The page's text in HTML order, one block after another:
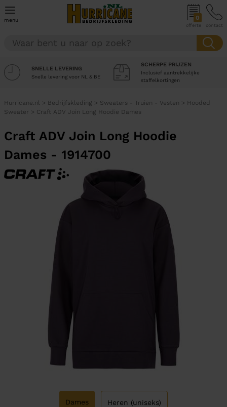
menu 0
offerte contact
SNELLE LEVERING
Snelle levering voor NL & BE
SCHERPE PRIJZEN
Inclusief aantrekkelijke
staffelkortingen
Hurricane.nl > Bedrijfskleding > Sweaters - Truien - Vesten >
Hooded
Sweater > Craft ADV Join Long Hoodie Dames
Craft ADV Join Long Hoodie
Dames - 1914700
Dames Heren (uniseks)